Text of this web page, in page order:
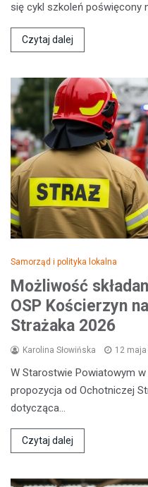
się cykl szkoleń poświęcony
Czytaj dalej
Samorząd i polityka lokalna
Możliwość
OSP Kościerzyn
Strażaka 2026
Karolina Słowińska 12
W Starostwie Powiatowym
propozycja od Ochotniczej
dotycząca…
Czytaj dalej